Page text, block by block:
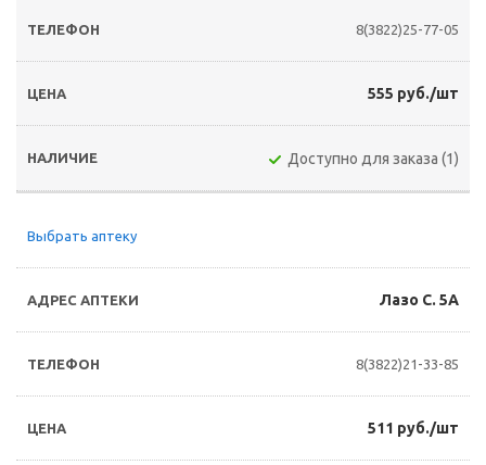
8(3822)25-77-05
555 руб./шт
Доступно для заказа (1)
Выбрать аптеку
Лазо С. 5А
8(3822)21-33-85
511 руб./шт